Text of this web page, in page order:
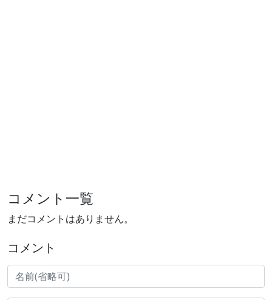
コメント一覧
まだコメントはありません。
コメント